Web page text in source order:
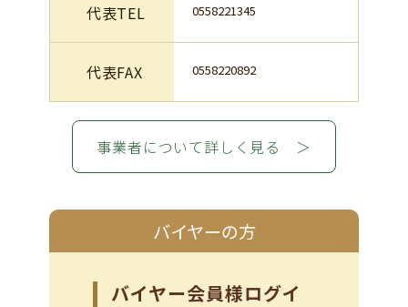
代表TEL 0558221345
代表FAX 0558220892
事業者について詳しく見る ＞
バイヤーの方
バイヤー会員様ログイ